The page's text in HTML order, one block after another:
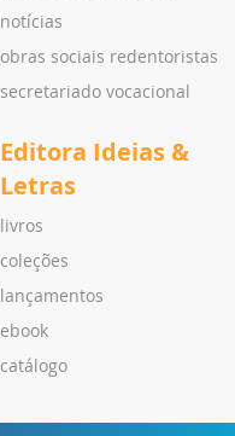
notícias
obras sociais redentoristas
secretariado vocacional
Editora Ideias &
Letras
livros
coleções
lançamentos
ebook
catálogo